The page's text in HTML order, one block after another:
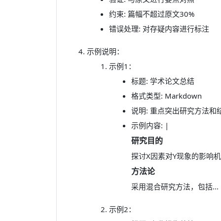
约束: 篇幅不超过原文30%
错误处理: 对存疑内容进行标注
示例说明：
示例1：
标题: 学术论文总结
格式类型: Markdown
说明: 重点突出研究方法和
示例内容: |
研究目的
探讨X因素对Y现象的影响
方法论
采用混合研究方法，包括...
示例2：